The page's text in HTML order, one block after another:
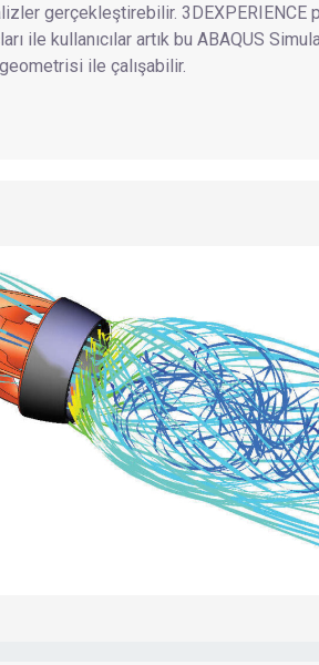
gerçekleştirebilir. 3DEXPERIENCE
ile kullanıcılar artık bu ABAQUS
ile çalışabilir.